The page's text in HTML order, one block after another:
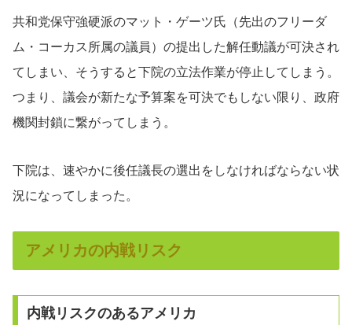
共和党保守強硬派のマット・ゲーツ氏（先出のフリーダ
ム・コーカス所属の議員）の提出した解任動議が可決され
てしまい、そうすると下院の立法作業が停止してしまう。
つまり、議会が新たな予算案を可決でもしない限り、政府
機関封鎖に繋がってしまう。
下院は、速やかに後任議長の選出をしなければならない状
況になってしまった。
アメリカの内戦リスク
内戦リスクのあるアメリカ